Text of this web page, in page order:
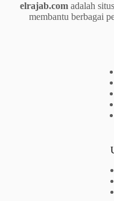
elrajab.com adalah
membantu berbagai